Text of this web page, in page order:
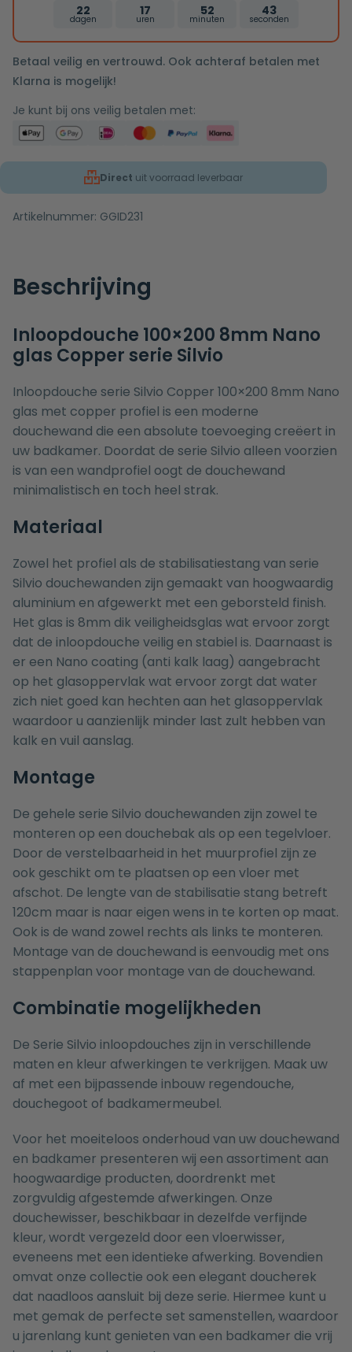
22
dagen
17
uren
52
minuten
43
seconden
Betaal veilig en vertrouwd. Ook achteraf betalen met
Klarna is mogelijk!
Je kunt bij ons veilig betalen met:
Direct uit voorraad leverbaar
Artikelnummer: GGID231
Beschrijving
Inloopdouche 100×200 8mm Nano
glas Copper serie Silvio
Inloopdouche serie Silvio Copper 100×200 8mm Nano
glas met copper profiel is een moderne
douchewand die een absolute toevoeging creëert in
uw badkamer. Doordat de serie Silvio alleen voorzien
is van een wandprofiel oogt de douchewand
minimalistisch en toch heel strak.
Materiaal
Zowel het profiel als de stabilisatiestang van serie
Silvio douchewanden zijn gemaakt van hoogwaardig
aluminium en afgewerkt met een geborsteld finish.
Het glas is 8mm dik veiligheidsglas wat ervoor zorgt
dat de inloopdouche veilig en stabiel is. Daarnaast is
er een Nano coating (anti kalk laag) aangebracht
op het glasoppervlak wat ervoor zorgt dat water
zich niet goed kan hechten aan het glasoppervlak
waardoor u aanzienlijk minder last zult hebben van
kalk en vuil aanslag.
Montage
De gehele serie Silvio douchewanden zijn zowel te
monteren op een douchebak als op een tegelvloer.
Door de verstelbaarheid in het muurprofiel zijn ze
ook geschikt om te plaatsen op een vloer met
afschot. De lengte van de stabilisatie stang betreft
120cm maar is naar eigen wens in te korten op maat.
Ook is de wand zowel rechts als links te monteren.
Montage van de douchewand is eenvoudig met ons
stappenplan voor montage van de douchewand.
Combinatie mogelijkheden
De Serie Silvio inloopdouches zijn in verschillende
maten en kleur afwerkingen te verkrijgen. Maak uw
af met een bijpassende inbouw regendouche,
douchegoot of badkamermeubel.
Voor het moeiteloos onderhoud van uw douchewand
en badkamer presenteren wij een assortiment aan
hoogwaardige producten, doordrenkt met
zorgvuldig afgestemde afwerkingen. Onze
douchewisser, beschikbaar in dezelfde verfijnde
kleur, wordt vergezeld door een vloerwisser,
eveneens met een identieke afwerking. Bovendien
omvat onze collectie ook een elegant doucherek
dat naadloos aansluit bij deze serie. Hiermee kunt u
met gemak de perfecte set samenstellen, waardoor
u jarenlang kunt genieten van een badkamer die vrij